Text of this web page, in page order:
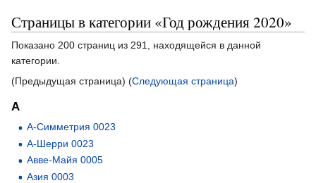
Страницы в категории «Год рождения 2020»
Показано 200 страниц из 291, находящейся в данной
категории.
(Предыдущая страница) (Следующая страница)
А
А-Симметрия 0023
А-Шерри 0023
Авве-Майя 0005
Азия 0003